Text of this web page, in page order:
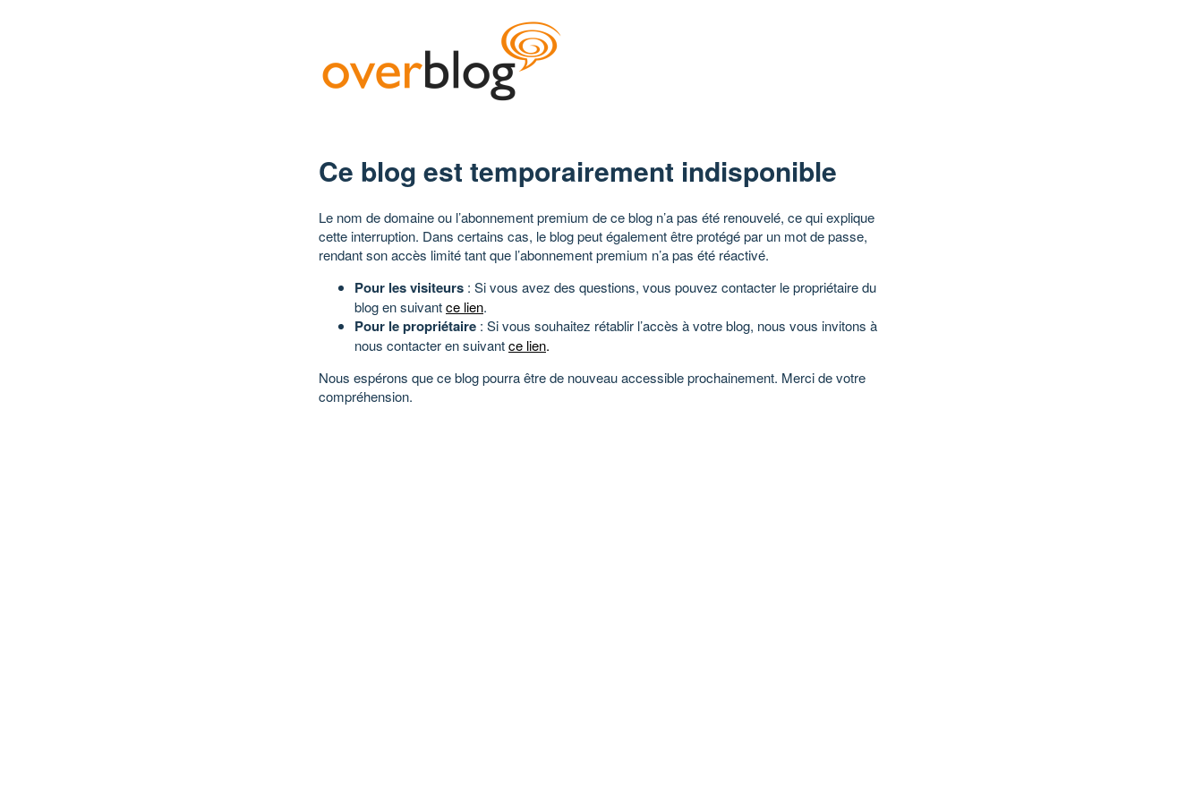
Ce blog est temporairement indisponible
Le nom de domaine ou l’abonnement premium de ce blog n’a pas été renouvelé, ce qui explique
cette interruption. Dans certains cas, le blog peut également être protégé par un mot de passe,
rendant son accès limité tant que l’abonnement premium n’a pas été réactivé.
Pour les visiteurs : Si vous avez des questions, vous pouvez contacter le propriétaire du
blog en suivantce lien.
Pour le propriétaire : Si vous souhaitez rétablir l’accès à votre blog, nous vous invitons à
nous contacter en suivantce lien.
Nous espérons que ce blog pourra être de nouveau accessible prochainement. Merci de votre
compréhension.